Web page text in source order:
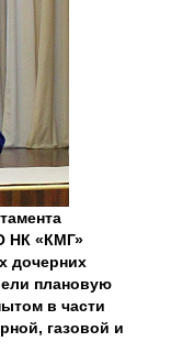
НК «КМГ»
дочерних
плановую
в части
газовой и